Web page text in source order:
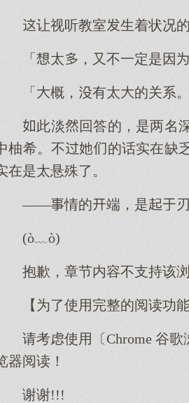
让视听教室生着状况
「太，又不一定是因
「概，有太的关系。
此淡回答的，是两
柚希。不的话实在缺
在是太悬殊了。
——情的端，是刃
(ò﹏ò)
抱歉，章节内容不支持该
【为了使用完整的阅读功能
请考虑使用〔Chrome 谷
器阅读！
谢谢!!!